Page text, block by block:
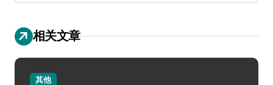
相关文章
其他